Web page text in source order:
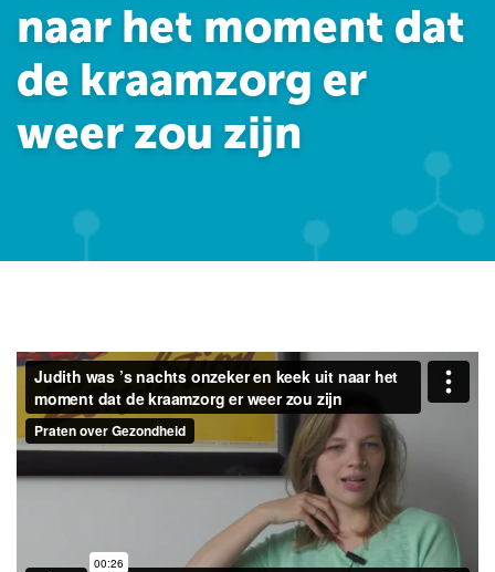
naar het moment dat
de kraamzorg er
weer zou zijn